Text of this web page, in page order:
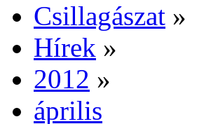
Csil­la­gá­szat »
Hí­rek »
2012 »
áp­ri­lis